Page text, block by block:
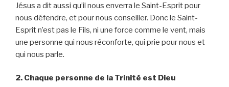
Jésus a dit aussi qu’il nous enverra le Saint-Esprit pour
nous défendre, et pour nous conseiller. Donc le Saint-
Esprit n’est pas le Fils, ni une force comme le vent, mais
une personne qui nous réconforte, qui prie pour nous et
qui nous parle.
2. Chaque personne de la Trinité est Dieu